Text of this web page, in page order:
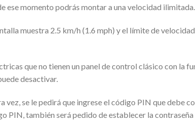
ese momento podrás montar a una velocidad ilimitada.
muestra 2.5 km/h (1.6 mph) y el límite de
que no tienen un panel de control clásico con la
desactivar.
vez, se le pedirá que ingrese el código PIN que debe
PIN, también será pedido de establecer la